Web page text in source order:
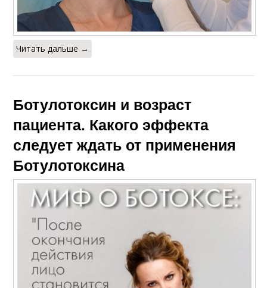
Читать дальше →
Ботулотоксин и возраст
пациента. Какого эффекта
следует ждать от применения
Ботулотоксина